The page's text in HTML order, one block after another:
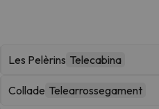
Les Pelèrins Telecabina
Collade Telearrossegament